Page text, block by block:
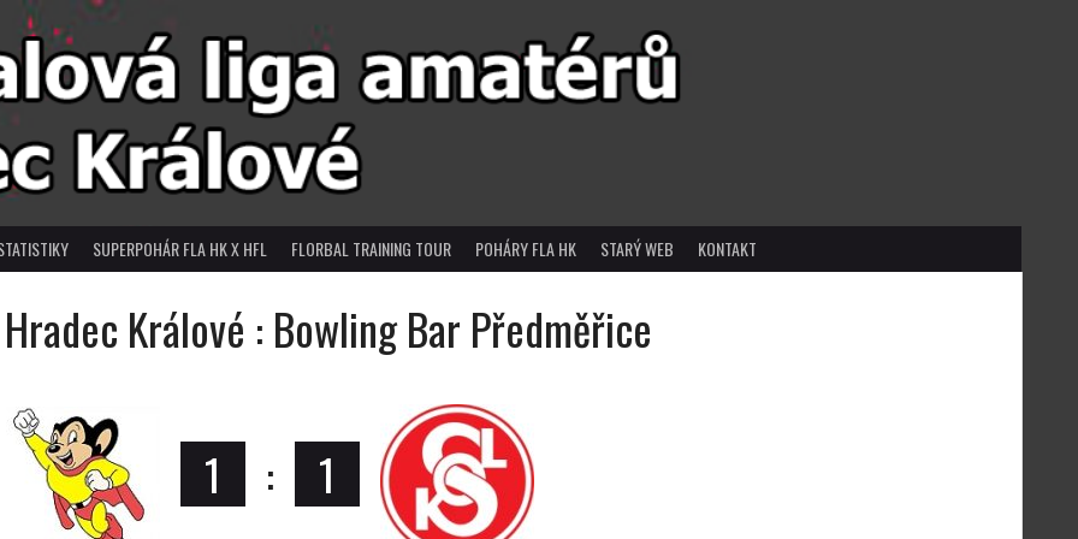
SUPERPOHÁR FLA HK X HFL FLORBAL TRAINING TOUR POHÁRY FLA HK STARÝ WEB KONTAKT
Králové : Bowling Bar Předměřice
1 : 1